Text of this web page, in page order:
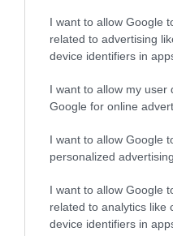
I want to allow Google
related to advertising
device identifiers in
I want to allow my user
Google for online
I want to allow Google
personalized advertising.
I want to allow Google
related to analytics like
device identifiers in
TUDOMÁNY NASA
ÉLŐLÉNY
2026.
Ezért büdösödik
és ezt
2026.
Már